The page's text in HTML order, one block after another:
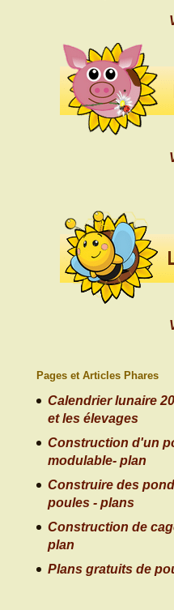
Pages et Articles Phares
Calendrier lunaire
et les élevages
Construction d'un
modulable- plan
Construire des
poules - plans
Construction de
plan
Plans gratuits de